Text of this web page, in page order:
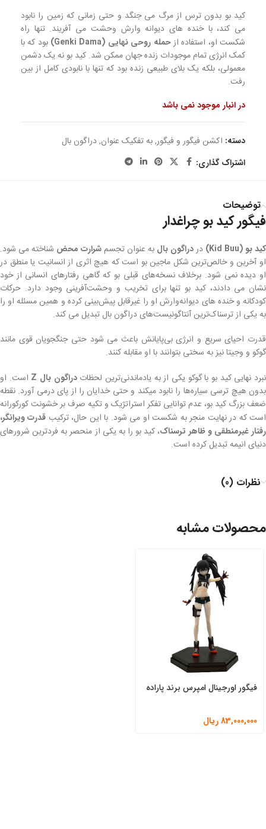
کید بو بدون ترس از مرگ می جنگد و حتی زمانی که زمین را نابود
می کند، با خنده های دیوانه وارش وحشت می آفریند. تنها راه
شکست او، استفاده ازحمله روحی نهایی (Genki Dama)
بود که با
کمک انرژی تمام موجودات زنده جهان ممکن شد. کید بو نه یک دشمن
معمولی، بلکه یک بلای طبیعی زنده بود که تنها با نابودی کامل از بین
رفت.
در انبار موجود نمی باشد
دسته: اکشن فیگور و فیگور,به تفکیک عنوان,دراگون بال
اشتراک گذاری:
توضیحات
فیگور کید بو چراغدار
کید بو (Kid Buu) دردراگون بال به عنوان تجسمشرارت محض شناخته می شود.
او آخرین و خالص‌ترین شکل ماجین بو است که هیچ اثری از انسانیت یا منطق در
او دیده نمی شود. برخلاف نسخه‌های قبلی بو که گاهی رفتارهای انسانی از خود
نشان می دادند، کید بو تنها برای تخریب و وحشت‌آفرینی وجود دارد. حرکات
کودکانه و خنده های دیوانه‌وارش او را غیرقابل پیش‌بینی کرده و همین مسئله او را
به یکی از ترسناک‌ترین آنتاگونیست‌های دراگون بال تبدیل می کند.
قدرت احیای سریع و انرژی بی‌پایانش باعث می شود حتی جنگجویان قوی مانند
گوکو و وجیتا نیز به سختی بتوانند با او مقابله کنند.
نبرد نهایی کید بو با گوکو یکی از به یادماندنی‌ترین لحظاتدراگون بال Z
است. او
بدون هیچ ترسی سیاره‌ها را نابود میکند و حتی خدایان را از پای درمی آورد. نقطه
ضعف بزرگ کید بو، عدم توانایی تفکر استراتژیک و تکیه صرف بر خشونت کورکورانه
است که در نهایت منجر به شکست او می شود. با این حال، ترکیب قدرت ویرانگر،
رفتار غیرمنطقی و ظاهر ترسناک، کید بو را به یکی از منحصر به فردترین شرورهای
دنیای انیمه تبدیل کرده است.
نظرات (0)
محصولات مشابه
فیگور اورجینال امپرس برند پاراده
83,000,000ریال